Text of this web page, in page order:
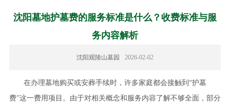
沈阳墓地护墓费的服务标准是什么？收费标准与服
务内容解析
沈阳观陵山墓园 2026-02-02
在办理墓地购买或安葬手续时，许多家庭都会接触到“护墓
费”这一费用项目。由于对相关概念和服务内容了解不够全面，部分